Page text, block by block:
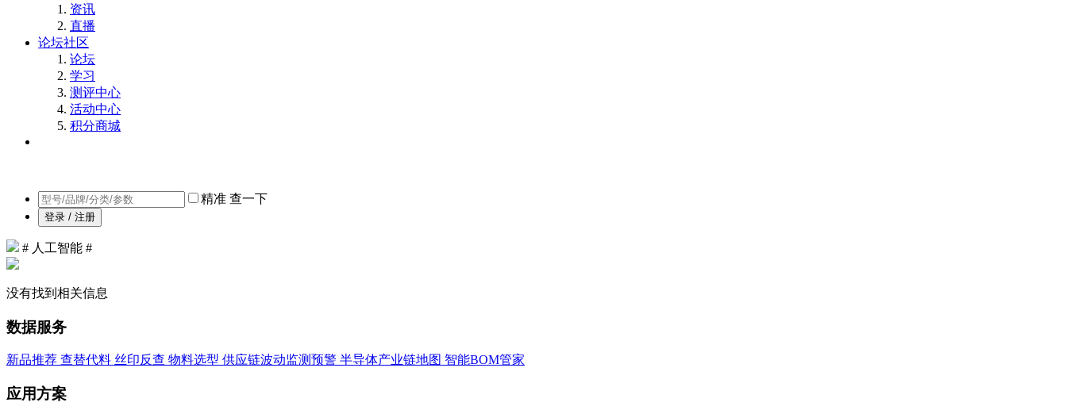
资讯
直播
论坛社区
论坛
学习
测评中心
活动中心
积分商城
精准 查一下
登录 / 注册
# 人工智能 #
没有找到相关信息
数据服务
新品推荐 查替代料 丝印反查 物料选型 供应链波动监测预警 半导体产业链地图 智能BOM管家
应用方案